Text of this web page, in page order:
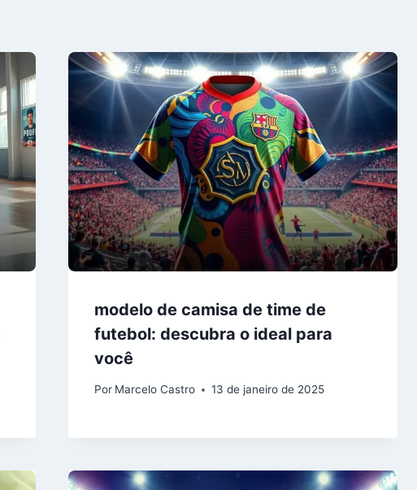
modelo de camisa de time de
futebol: descubra o ideal para
você
Por Marcelo Castro 13 de janeiro de 2025